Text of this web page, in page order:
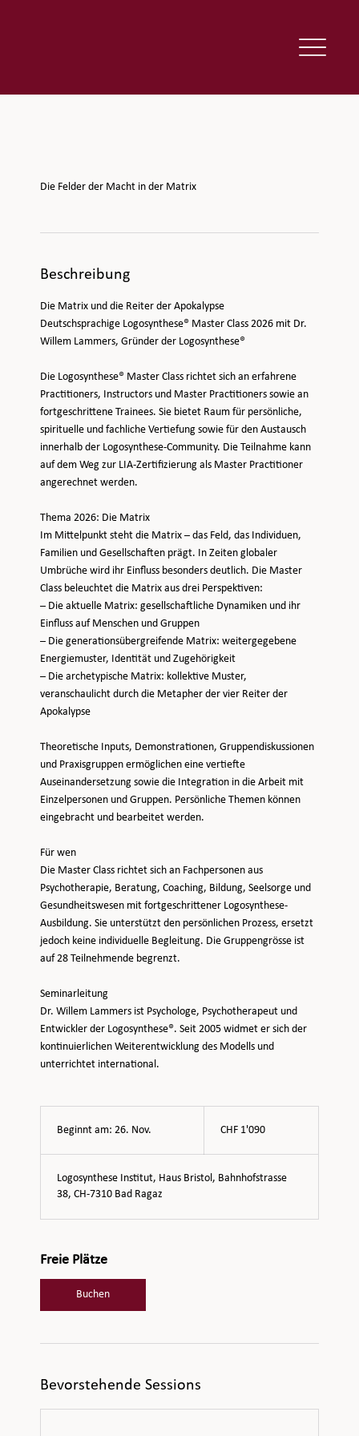
Die Felder der Macht in der Matrix
Beschreibung
Die Matrix und die Reiter der Apokalypse
Deutschsprachige Logosynthese® Master Class 2026 mit Dr.
Willem Lammers, Gründer der Logosynthese®
Die Logosynthese® Master Class richtet sich an erfahrene
Practitioners, Instructors und Master Practitioners sowie an
fortgeschrittene Trainees. Sie bietet Raum für persönliche,
spirituelle und fachliche Vertiefung sowie für den Austausch
innerhalb der Logosynthese-Community. Die Teilnahme kann
auf dem Weg zur LIA-Zertifizierung als Master Practitioner
angerechnet werden.
Thema 2026: Die Matrix
Im Mittelpunkt steht die Matrix – das Feld, das Individuen,
Familien und Gesellschaften prägt. In Zeiten globaler
Umbrüche wird ihr Einfluss besonders deutlich. Die Master
Class beleuchtet die Matrix aus drei Perspektiven:
– Die aktuelle Matrix: gesellschaftliche Dynamiken und ihr
Einfluss auf Menschen und Gruppen
– Die generationsübergreifende Matrix: weitergegebene
Energiemuster, Identität und Zugehörigkeit
– Die archetypische Matrix: kollektive Muster,
veranschaulicht durch die Metapher der vier Reiter der
Apokalypse
Theoretische Inputs, Demonstrationen, Gruppendiskussionen
und Praxisgruppen ermöglichen eine vertiefte
Auseinandersetzung sowie die Integration in die Arbeit mit
Einzelpersonen und Gruppen. Persönliche Themen können
eingebracht und bearbeitet werden.
Für wen
Die Master Class richtet sich an Fachpersonen aus
Psychotherapie, Beratung, Coaching, Bildung, Seelsorge und
Gesundheitswesen mit fortgeschrittener Logosynthese-
Ausbildung. Sie unterstützt den persönlichen Prozess, ersetzt
jedoch keine individuelle Begleitung. Die Gruppengrösse ist
auf 28 Teilnehmende begrenzt.
Seminarleitung
Dr. Willem Lammers ist Psychologe, Psychotherapeut und
Entwickler der Logosynthese®. Seit 2005 widmet er sich der
kontinuierlichen Weiterentwicklung des Modells und
unterrichtet international.
Beginnt am: 26. Nov.
i
n
.
FrankenCHF 1'090
Logosynthese Institut, Haus Bristol, Bahnhofstrasse
38, CH-7310 Bad Ragaz
Freie Plätze
Buchen
Bevorstehende Sessions